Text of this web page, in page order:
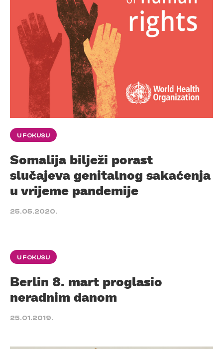
U FOKUSU
Somalija bilježi porast
slučajeva genitalnog sakaćenja
u vrijeme pandemije
25.05.2020.
U FOKUSU
Berlin 8. mart proglasio
neradnim danom
25.01.2019.